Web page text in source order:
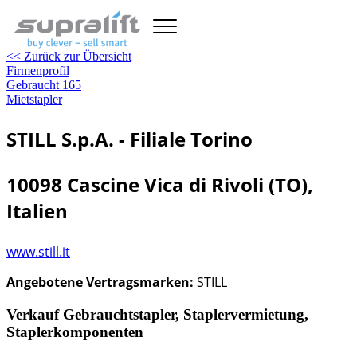
<< Zurück zur Übersicht
Firmenprofil
Gebraucht 165
Mietstapler
STILL S.p.A. - Filiale Torino
10098 Cascine Vica di Rivoli (TO),
Italien
www.still.it
Angebotene Vertragsmarken: STILL
Verkauf Gebrauchtstapler, Staplervermietung,
Staplerkomponenten